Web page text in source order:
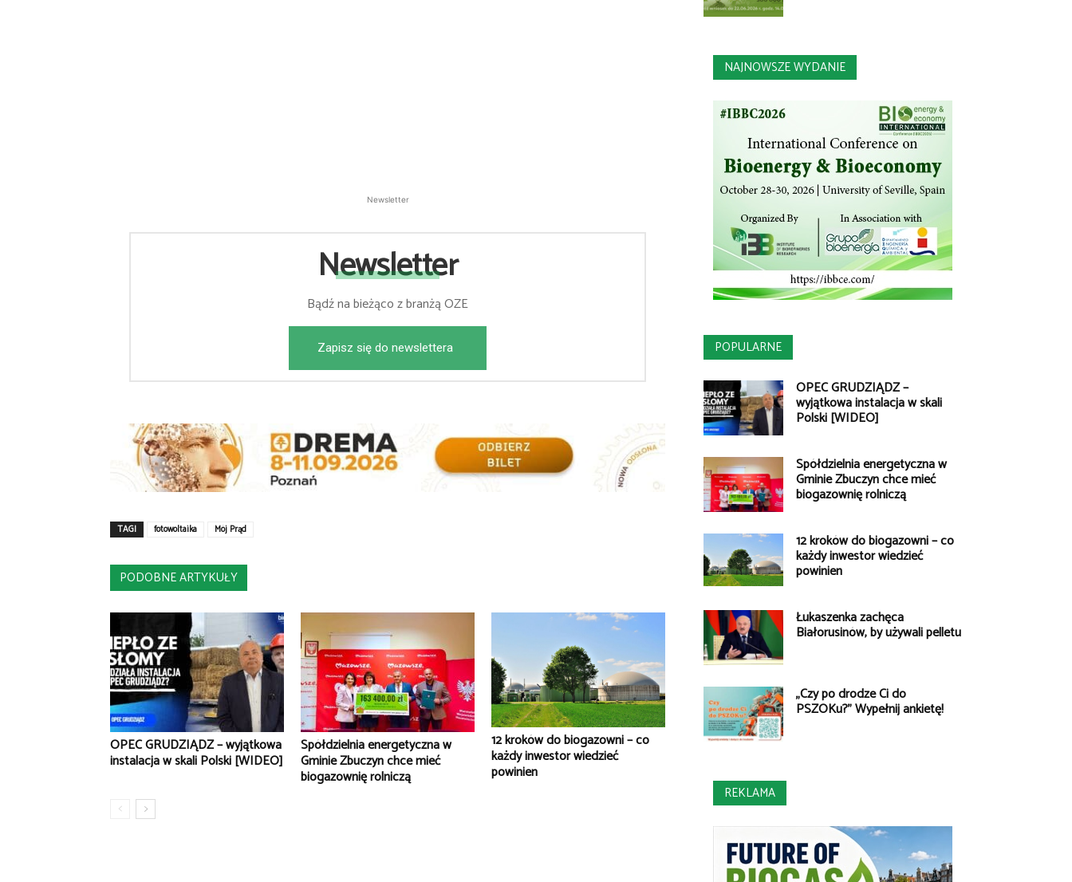
Newsletter
Newsletter
Bądź na bieżąco z branżą OZE
Zapisz się do newslettera
TAGI fotowoltaika Mój Prąd
PODOBNE ARTYKUŁY
OPEC GRUDZIĄDZ – wyjątkowa
instalacja w skali Polski [WIDEO]
Spółdzielnia energetyczna w
Gminie Zbuczyn chce mieć
biogazownię rolniczą
12 kroków do biogazowni – co
każdy inwestor wiedzieć
powinien
NAJNOWSZE WYDANIE
POPULARNE
OPEC GRUDZIĄDZ –
wyjątkowa instalacja w skali
Polski [WIDEO]
Spółdzielnia energetyczna w
Gminie Zbuczyn chce mieć
biogazownię rolniczą
12 kroków do biogazowni – co
każdy inwestor wiedzieć
powinien
Łukaszenka zachęca
Białorusinów, by używali pelletu
„Czy po drodze Ci do
PSZOKu?” Wypełnij ankietę!
REKLAMA